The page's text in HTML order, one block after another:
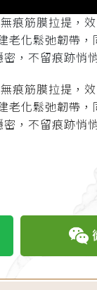
痕筋膜拉提
化鬆弛韌帶
，不留痕跡悄
痕筋膜拉提
化鬆弛韌帶
，不留痕跡悄